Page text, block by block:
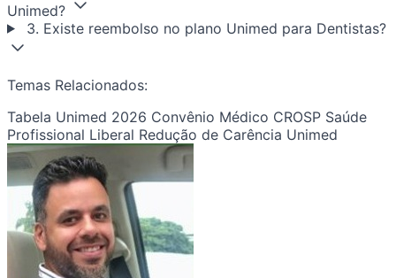
Unimed?
3. Existe reembolso no plano Unimed para Dentistas?
Temas Relacionados:
Tabela Unimed 2026 Convênio Médico CROSP Saúde
Profissional Liberal Redução de Carência Unimed